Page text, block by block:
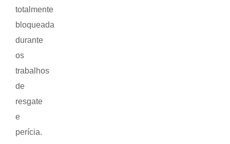
totalmente
bloqueada
durante
os
trabalhos
de
resgate
e
perícia.